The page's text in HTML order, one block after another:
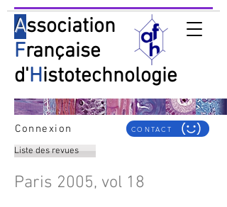
Association
Française
d'Histotechnologie
Connexion CONTACT
Liste des revues
Paris 2005, vol 18